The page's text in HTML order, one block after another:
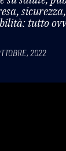
tutto
2022